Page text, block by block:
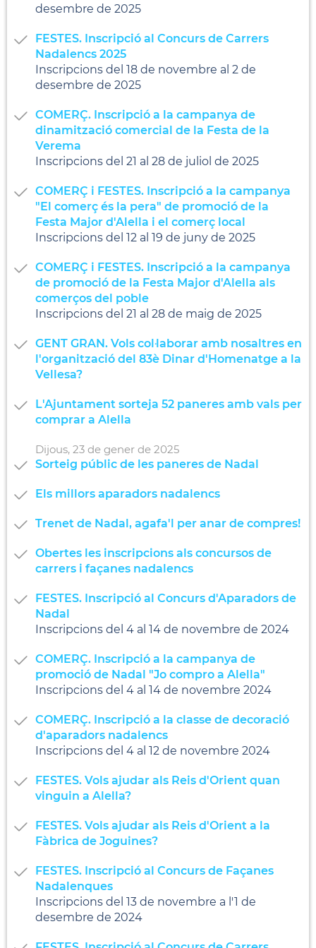
desembre de 2025
FESTES. Inscripció al Concurs de Carrers
Nadalencs 2025
Inscripcions del 18 de novembre al 2 de
desembre de 2025
COMERÇ. Inscripció a la campanya de
dinamització comercial de la Festa de la
Verema
Inscripcions del 21 al 28 de juliol de 2025
COMERÇ i FESTES. Inscripció a la campanya
"El comerç és la pera" de promoció de la
Festa Major d'Alella i el comerç local
Inscripcions del 12 al 19 de juny de 2025
COMERÇ i FESTES. Inscripció a la campanya
de promoció de la Festa Major d'Alella als
comerços del poble
Inscripcions del 21 al 28 de maig de 2025
GENT GRAN. Vols col·laborar amb nosaltres en
l'organització del 83è Dinar d'Homenatge a la
Vellesa?
L'Ajuntament sorteja 52 paneres amb vals per
comprar a Alella
Dijous, 23 de gener de 2025
Sorteig públic de les paneres de Nadal
Els millors aparadors nadalencs
Trenet de Nadal, agafa'l per anar de compres!
Obertes les inscripcions als concursos de
carrers i façanes nadalencs
FESTES. Inscripció al Concurs d'Aparadors de
Nadal
Inscripcions del 4 al 14 de novembre de 2024
COMERÇ. Inscripció a la campanya de
promoció de Nadal "Jo compro a Alella"
Inscripcions del 4 al 14 de novembre 2024
COMERÇ. Inscripció a la classe de decoració
d'aparadors nadalencs
Inscripcions del 4 al 12 de novembre 2024
FESTES. Vols ajudar als Reis d'Orient quan
vinguin a Alella?
FESTES. Vols ajudar als Reis d'Orient a la
Fàbrica de Joguines?
FESTES. Inscripció al Concurs de Façanes
Nadalenques
Inscripcions del 13 de novembre a l'1 de
desembre de 2024